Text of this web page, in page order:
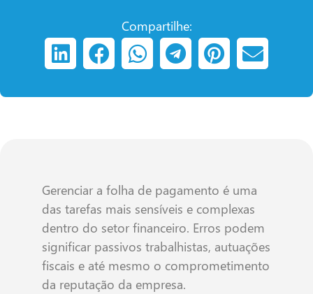
Compartilhe:
Gerenciar a folha de pagamento é uma
das tarefas mais sensíveis e complexas
dentro do setor financeiro. Erros podem
significar passivos trabalhistas, autuações
fiscais e até mesmo o comprometimento
da reputação da empresa.